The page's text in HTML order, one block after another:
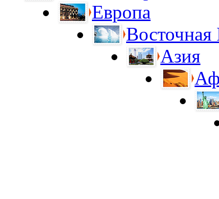
Европа
Восточная
Азия